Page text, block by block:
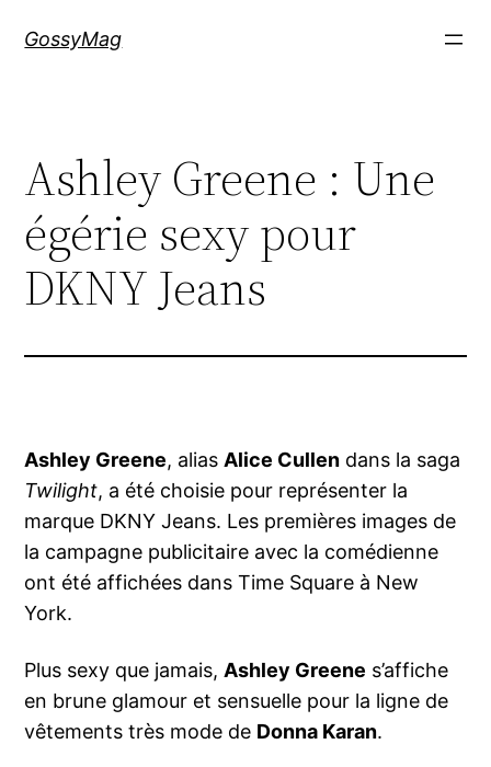
GossyMag
Ashley Greene : Une
égérie sexy pour
DKNY Jeans
Ashley Greene, aliasAlice Cullen dans la saga
Twilight, a été choisie pour représenter la
marque DKNY Jeans. Les premières images de
la campagne publicitaire avec la comédienne
ont été affichées dans Time Square à New
York.
Plus sexy que jamais,Ashley Greene s’affiche
en brune glamour et sensuelle pour la ligne de
vêtements très mode de Donna Karan.